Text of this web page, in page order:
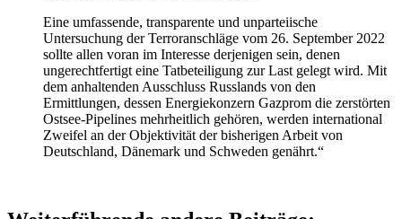
Eine umfassende, transparente und unparteiische
Untersuchung der Terroranschläge vom 26. September 2022
sollte allen voran im Interesse derjenigen sein, denen
ungerechtfertigt eine Tatbeteiligung zur Last gelegt wird. Mit
dem anhaltenden Ausschluss Russlands von den
Ermittlungen, dessen Energiekonzern Gazprom die zerstörten
Ostsee-Pipelines mehrheitlich gehören, werden international
Zweifel an der Objektivität der bisherigen Arbeit von
Deutschland, Dänemark und Schweden genährt.“